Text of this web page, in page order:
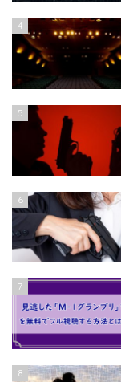
4
5
6
7
8